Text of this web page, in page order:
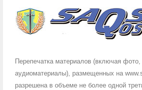
Перепечатка материалов (включая
аудиоматериалы), размещенных на
разрешена в объеме не более одной